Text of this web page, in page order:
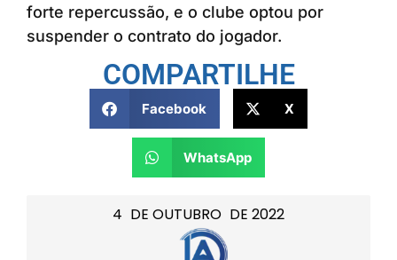
4 DE OUTUBRO DE 2022
forte repercussão, e o clube optou por
suspender o contrato do jogador.
COMPARTILHE
Facebook X
WhatsApp